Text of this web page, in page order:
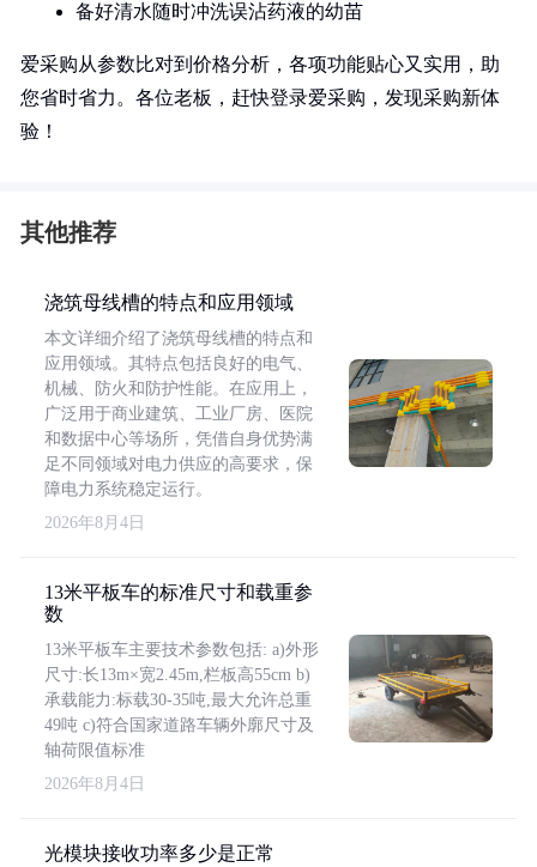
备好清水随时冲洗误沾药液的幼苗
爱采购从参数比对到价格分析，各项功能贴心又实用，助
您省时省力。各位老板，赶快登录爱采购，发现采购新体
验！
其他推荐
浇筑母线槽的特点和应用领域
本文详细介绍了浇筑母线槽的特点和
应用领域。其特点包括良好的电气、
机械、防火和防护性能。在应用上，
广泛用于商业建筑、工业厂房、医院
和数据中心等场所，凭借自身优势满
足不同领域对电力供应的高要求，保
障电力系统稳定运行。
2026年8月4日
13米平板车的标准尺寸和载重参
数
13米平板车主要技术参数包括: a)外形
尺寸:长13m×宽2.45m,栏板高55cm b)
承载能力:标载30-35吨,最大允许总重
49吨 c)符合国家道路车辆外廓尺寸及
轴荷限值标准
2026年8月4日
光模块接收功率多少是正常